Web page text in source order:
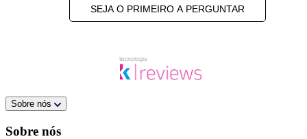
SEJA O PRIMEIRO A PERGUNTAR
Sobre nós
Sobre nós